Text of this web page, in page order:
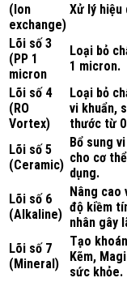
(Ion
exchange)
Xử lý hiệu
Lõi số 3
(PP 1
micron
Loại bỏ
1 micron.
Lõi số 4
(RO
Vortex)
Loại bỏ
vi khuẩn,
thước từ
Lõi số 5
(Ceramic)
Bổ sung
cho cơ
dụng.
Lõi số 6
(Alkaline)
Nâng cao
độ kiềm
nhân gây
Lõi số 7
(Mineral)
Tạo
Kẽm,
sức khỏe.